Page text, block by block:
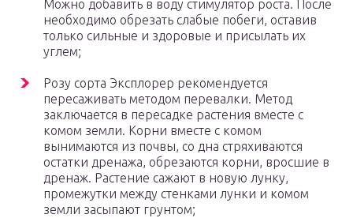
Можно добавить в воду стимулятор роста. После
необходимо обрезать слабые побеги, оставив
только сильные и здоровые и присылать их
углем;
Розу сорта Эксплорер рекомендуется
пересаживать методом перевалки. Метод
заключается в пересадке растения вместе с
комом земли. Корни вместе с комом
вынимаются из почвы, со дна стряхиваются
остатки дренажа, обрезаются корни, вросшие в
дренаж. Растение сажают в новую лунку,
промежутки между стенками лунки и комом
земли засыпают грунтом;